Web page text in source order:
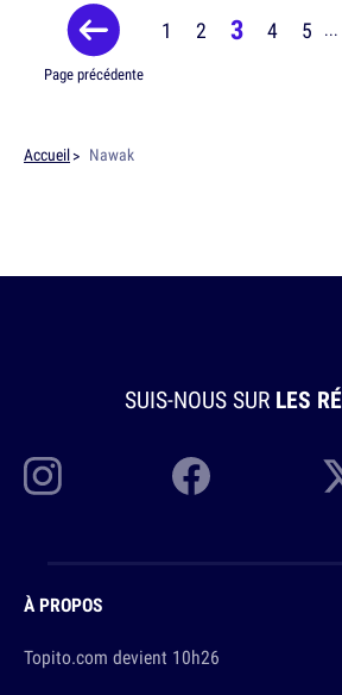
Page précédente
1 2 3 4 5 ...
Accueil Nawak
SUIS-NOUS SUR LES
À PROPOS
Topito.com devient 10h26